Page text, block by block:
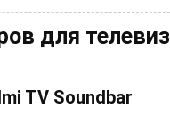
для
TV Soundbar